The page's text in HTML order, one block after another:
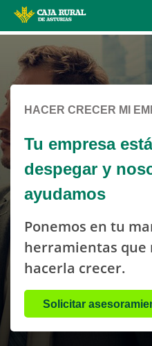
Cargando
contenido,
por
espere...
HACER CRECER MI
Tu empresa
despegar y
ayudamos
Ponemos en tu
herramientas que
hacerla crecer.
Solicitar